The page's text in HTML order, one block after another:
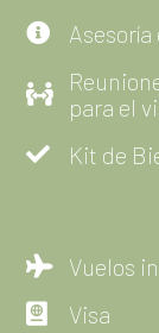
Vuelos
Visa
Exceso
Propinas